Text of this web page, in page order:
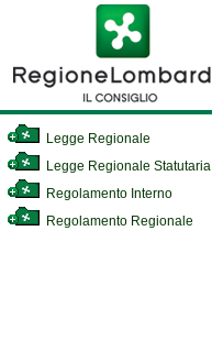
Legge Regionale
Legge Regionale Statutaria
Regolamento Interno
Regolamento Regionale